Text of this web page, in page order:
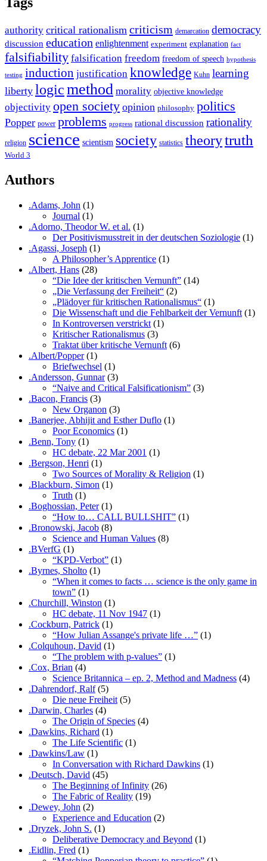
authority critical rationalism criticism demarcation democracy
discussion education enlightenment experiment explanation fact
falsifiability falsification freedom freedom of speech hypothesis
testing induction justification knowledge Kuhn learning
liberty logicmethod morality objective knowledge
objectivity open society opinion philosophy politics
Popper power problems progress rational discussion rationality
religion science scientism society statistics theorytruth
World 3
Authors
.Adams, John (1)
Journal (1)
.Adorno, Theodor W. et al. (1)
Der Positivismusstreit in der deutschen Soziologie (1)
.Agassi, Joseph (1)
A Philosopher’s Apprentice (1)
.Albert, Hans (28)
“Die Idee der kritischen Vernunft” (14)
„Die Verfassung der Freiheit“ (2)
„Plädoyer für kritischen Rationalismus“ (1)
Die Wissenschaft und die Fehlbarkeit der Vernunft (1)
In Kontroversen verstrickt (1)
Kritischer Rationalismus (3)
Traktat über kritische Vernunft (6)
.Albert/Popper(1)
Briefwechsel (1)
.Andersson, Gunnar(3)
“Naive and Critical Falsificationism” (3)
.Bacon, Francis (3)
New Organon (3)
.Banerjee, Abhijit and Esther Duflo (1)
Poor Economics (1)
.Benn, Tony (1)
HC debate, 22 Mar 2001 (1)
.Bergson, Henri (1)
Two Sources of Morality & Religion (1)
.Blackburn, Simon (1)
Truth (1)
.Boghossian, Peter(1)
“How to… CALL BULLSHIT” (1)
.Bronowski, Jacob (8)
Science and Human Values (8)
.BVerfG (1)
“KPD-Verbot” (1)
.Byrnes, Sholto (1)
“When it comes to facts … science is the only game in
town” (1)
.Churchill, Winston (1)
HC debate, 11 Nov 1947 (1)
.Cockburn, Patrick (1)
“How Julian Assange's private life …” (1)
.Colquhoun, David (1)
“The problem with p-values” (1)
.Cox, Brian (4)
Science Britannica – ep. 2, Method and Madness (4)
.Dahrendorf, Ralf(5)
Die neue Freiheit (5)
.Darwin, Charles (4)
The Origin of Species (4)
.Dawkins, Richard (1)
The Life Scientific (1)
.Dawkins/Law (1)
In Conversation with Richard Dawkins (1)
.Deutsch, David (45)
The Beginning of Infinity (26)
The Fabric of Reality (19)
.Dewey, John (2)
Experience and Education (2)
.Dryzek, John S. (1)
Deliberative Democracy and Beyond (1)
.Eidlin, Fred (1)